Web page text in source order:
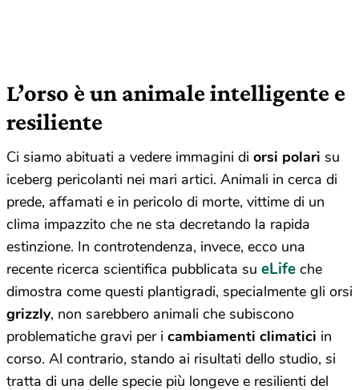
L’orso è un animale intelligente e
resiliente
Ci siamo abituati a vedere immagini di orsi polari su
iceberg pericolanti nei mari artici. Animali in cerca di
prede, affamati e in pericolo di morte, vittime di un
clima impazzito che ne sta decretando la rapida
estinzione. In controtendenza, invece, ecco una
recente ricerca scientifica pubblicata su eLife che
dimostra come questi plantigradi, specialmente gli orsi
grizzly, non sarebbero animali che subiscono
problematiche gravi per i cambiamenti climatici in
corso. Al contrario, stando ai risultati dello studio, si
tratta di una delle specie più longeve e resilienti del